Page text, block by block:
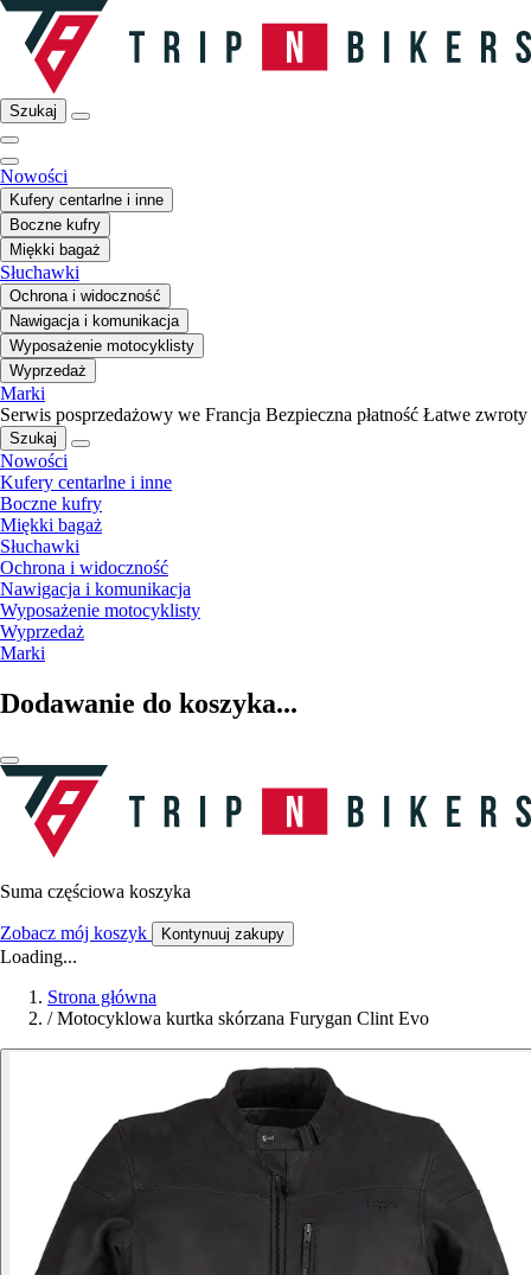
Szukaj
Nowości
Kufery centarlne i inne
Boczne kufry
Miękki bagaż
Słuchawki
Ochrona i widoczność
Nawigacja i komunikacja
Wyposażenie motocyklisty
Wyprzedaż
Marki
Serwis posprzedażowy we Francja Bezpieczna płatność Łatwe zwroty
Szukaj
Nowości
Kufery centarlne i inne
Boczne kufry
Miękki bagaż
Słuchawki
Ochrona i widoczność
Nawigacja i komunikacja
Wyposażenie motocyklisty
Wyprzedaż
Marki
Dodawanie do koszyka...
Suma częściowa koszyka
Zobacz mój koszyk Kontynuuj zakupy
Loading...
Strona główna
/ Motocyklowa kurtka skórzana Furygan Clint Evo